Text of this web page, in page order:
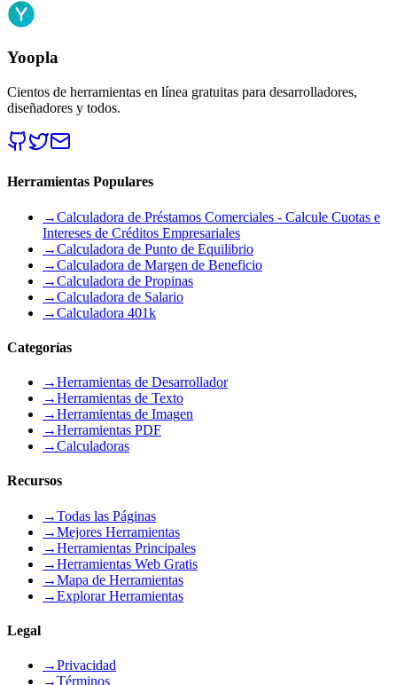
Yoopla
Cientos de herramientas en línea gratuitas para desarrolladores,
diseñadores y todos.
Herramientas Populares
→Calculadora de Préstamos Comerciales - Calcule Cuotas e
Intereses de Créditos Empresariales
→Calculadora de Punto de Equilibrio
→Calculadora de Margen de Beneficio
→Calculadora de Propinas
→Calculadora de Salario
→Calculadora 401k
Categorías
→Herramientas de Desarrollador
→Herramientas de Texto
→Herramientas de Imagen
→Herramientas PDF
→Calculadoras
Recursos
→Todas las Páginas
→Mejores Herramientas
→Herramientas Principales
→Herramientas Web Gratis
→Mapa de Herramientas
→Explorar Herramientas
Legal
→Privacidad
→Términos